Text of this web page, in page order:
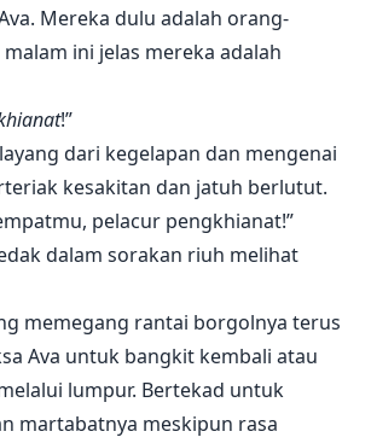
saudara perempuan dan kekasih
ke penjara bawah tanah tiga tahun
hidup. Dua kata ini terlalu
Ava kehilangan harga dirinya,
keyakinannya, dan cintanya pada
dia diam-diam dikirim ke klub seks
di mana dia bertemu kembali
Xavier. Dan dia terkejut mengetahui
yang penuh penyiksaan
Dia harus mencari balas
menggonggong dengan luka,
Mereka dulu adalah orang-
ini jelas mereka adalah
!”
dari kegelapan dan mengenai
kesakitan dan jatuh berlutut.
pelacur pengkhianat!”
dalam sorakan riuh melihat
memegang rantai borgolnya terus
Ava untuk bangkit kembali atau
lumpur. Bertekad untuk
martabatnya meskipun rasa